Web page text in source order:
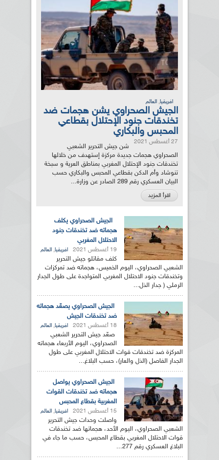
افريقيا, العالم
الجيش الصحراوي يشن هجمات ضد
تخندقات جنود الإحتلال بقطاعي
المحبس والبكاري
27 أغسطس 2021
شن جيش التحرير الشعبي
الصحراوي هجمات جديدة مركزة إستهدف من خلالها
تخندقات جنود الإحتلال المغربي بمناطق العرية و سبخة
تنوشاد وأم الدكن بقطاعي المحبس والبكاري حسب
البيان العسكري رقم 289 الصادر عن وزارة...
اقرأ المزيد
الجيش الصحراوي يكثف
هجماته ضد تخندقات جنود
الاحتلال المغربي
19 أغسطس 2021 افريقيا, العالم
كثف مقاتلو جيش التحرير
الشعبي الصحراوي، اليوم الخميس، هجماته ضد تمركزات
وتخندقات جنود الاحتلال المغربي المتواجدة على طول الجدار
الرملي ( جدار الذل...
الجيش الصحراوي يصعّد هجماته
ضد تخندقات الجيش
18 أغسطس 2021 افريقيا, العالم
صعّد جيش التحرير الشعبي
الصحراوي، اليوم الأربعاء هجماته
المركزة ضد تخندقات قوات الاحتلال المغربي على طول
الجدار الفاصل (الذل والعار)، حسب البلاغ...
الجيش الصحراوي يواصل
هجماته ضد تخندقات القوات
المغربية بقطاع المحبس
15 أغسطس 2021 افريقيا, العالم
واصلت وحدات جيش التحرير
الشعبي الصحراوي، اليوم الأحد، هجماتها ضد تخندقات
قوات الاحتلال المغربي بقطاع المحبس، حسب ما جاء في
البلاغ العسكري رقم 277...